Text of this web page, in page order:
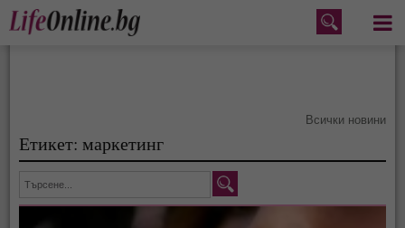
Меню
Всички новини
Етикет: маркетинг